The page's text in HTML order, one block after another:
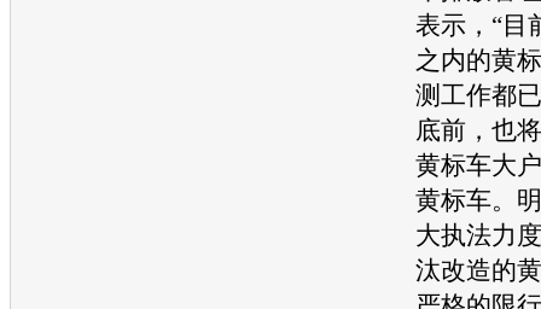
表示，“目
之内的黄
测工作都
底前，也
黄标车大
黄标车。
大执法力
汰改造的